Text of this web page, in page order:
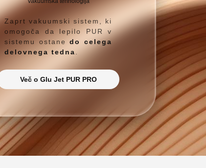
Zaprt vakuumski sistem, ki
omogoča da lepilo PUR v
sistemu ostanedo celega
delovnega tedna.
Več o Glu Jet PUR PRO